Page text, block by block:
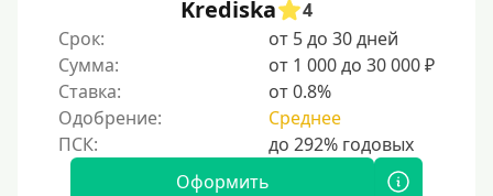
Залог
Под залог ПТС
Без залога
Krediska
4
Срок:
от 5 до 30 дней
Сумма:
от 1 000 до 30 000 ₽
Ставка:
от 0.8%
Одобрение:
Среднее
Оформить